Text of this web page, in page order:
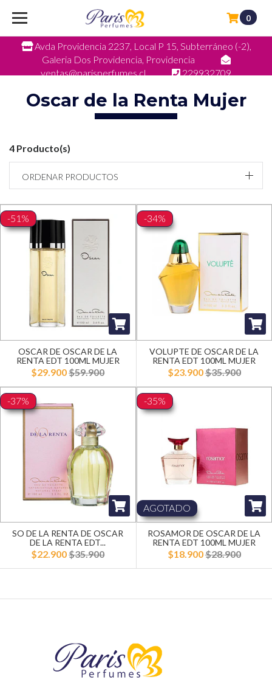
Avda Providencia 2237, Local P 15, Subterráneo (-2),
Galeria Dos Providencia, Providencia
ventas@parisperfumes.cl
229932709
0
Oscar de la Renta Mujer
4 Producto(s)
ORDENAR PRODUCTOS
-51%
OSCAR DE OSCAR DE LA
RENTA EDT 100ML MUJER
$29.900$59.900
-34%
VOLUPTE DE OSCAR DE LA
RENTA EDT 100ML MUJER
$23.900$35.900
-37%
SO DE LA RENTA DE OSCAR
DE LA RENTA EDT...
$22.900$35.900
-35%
AGOTADO
ROSAMOR DE OSCAR DE LA
RENTA EDT 100ML MUJER
$18.900$28.900